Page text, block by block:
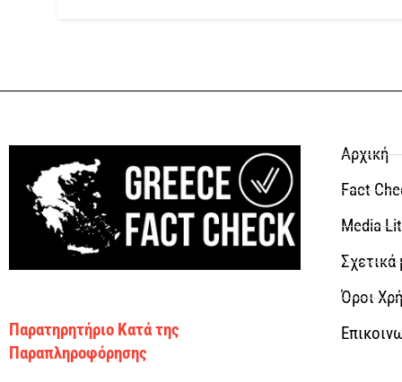
Παρατηρητήριο Κατά της
Παραπληροφόρησης
Αρχική
Fact
Media
Σχετικά
Όροι